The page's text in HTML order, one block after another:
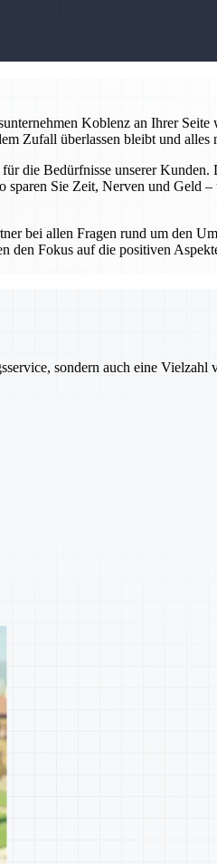
Koblenz an Ihrer
Zufall überlassen bleibt und alles
die Bedürfnisse unserer
Sie Zeit, Nerven und Geld
bei allen Fragen rund um den
Fokus auf die positiven
sondern auch eine